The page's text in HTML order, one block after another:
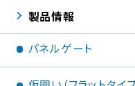
製品情報
パネルゲート